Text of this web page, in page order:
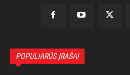
POPULIARŪS ĮRAŠAI